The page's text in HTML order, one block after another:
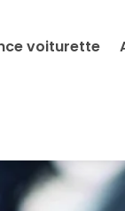
voiturette